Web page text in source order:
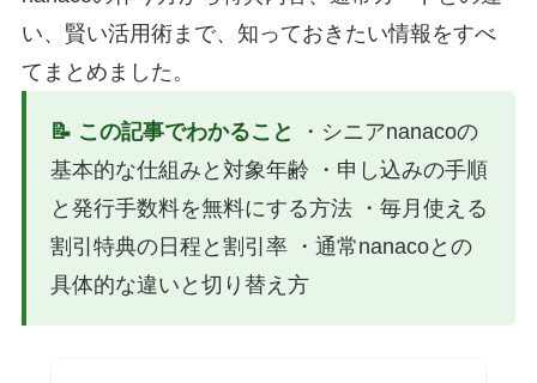
い、賢い活用術まで、知っておきたい情報をすべ
てまとめました。
📝 この記事でわかること
・シニアnanacoの
基本的な仕組みと対象年齢 ・申し込みの手順
と発行手数料を無料にする方法 ・毎月使える
割引特典の日程と割引率 ・通常nanacoとの
具体的な違いと切り替え方